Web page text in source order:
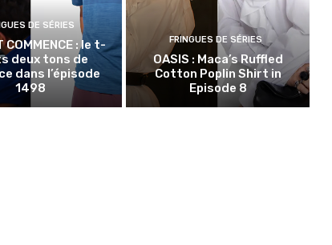
DE SÉRIES
COMMENCE : le t-
deux tons de
dans l’épisode
1498
FRINGUES DE SÉRIES
OASIS : Maca’s Ruffled
Cotton Poplin Shirt in
Episode 8